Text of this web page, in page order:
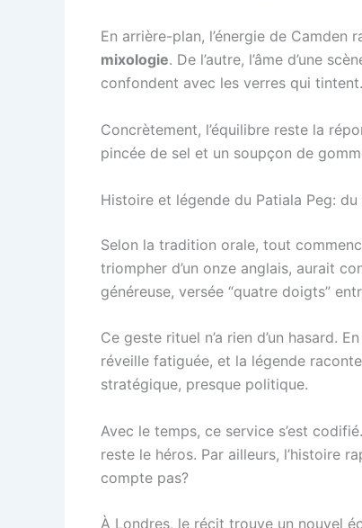
En arrière-plan, l’énergie de Camden
mixologie. De l’autre, l’âme d’une
confondent avec les verres qui
Concrètement, l’équilibre reste la
pincée de sel et un soupçon de
Histoire et légende du Patiala Peg: du
Selon la tradition orale, tout
triompher d’un onze anglais, aurait
généreuse, versée “quatre doigts”
Ce geste rituel n’a rien d’un hasard.
réveille fatiguée, et la légende
stratégique, presque politique.
Avec le temps, ce service s’est
reste le héros. Par ailleurs, l’histoire
compte pas?
À Londres, le récit trouve un nouvel